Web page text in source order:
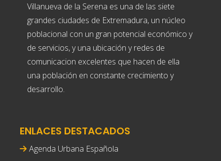
Villanueva de la Serena es una de las siete
grandes ciudades de Extremadura, un núcleo
poblacional con un gran potencial económico y
de servicios, y una ubicación y redes de
comunicacion excelentes que hacen de ella
una población en constante crecimiento y
desarrollo.
ENLACES DESTACADOS
Agenda Urbana Española